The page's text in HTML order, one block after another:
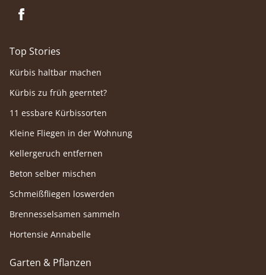
Top Stories
Kürbis haltbar machen
Kürbis zu früh geerntet?
11 essbare Kürbissorten
Kleine Fliegen in der Wohnung
Kellergeruch entfernen
Beton selber mischen
Schmeißfliegen loswerden
Brennesselsamen sammeln
Hortensie Annabelle
Garten & Pflanzen